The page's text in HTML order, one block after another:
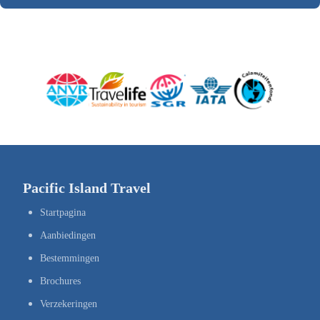
Pacific Island Travel
Startpagina
Aanbiedingen
Bestemmingen
Brochures
Verzekeringen